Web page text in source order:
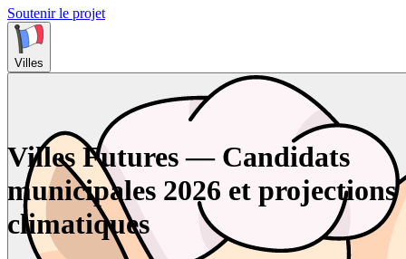
Soutenir le projet
Villes
Villes Futures — Candidats
municipales 2026 et projections
climatiques